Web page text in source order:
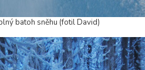
batoh sněhu (fotil David)